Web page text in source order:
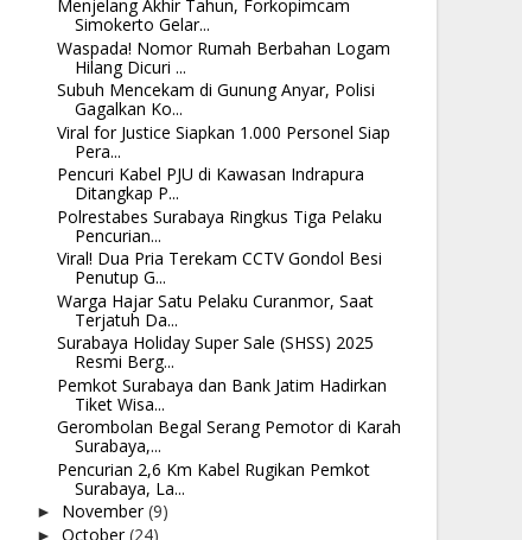
Menjelang Akhir Tahun, Forkopimcam
Simokerto Gelar...
Waspada! Nomor Rumah Berbahan Logam
Hilang Dicuri ...
Subuh Mencekam di Gunung Anyar, Polisi
Gagalkan Ko...
Viral for Justice Siapkan 1.000 Personel Siap
Pera...
Pencuri Kabel PJU di Kawasan Indrapura
Ditangkap P...
Polrestabes Surabaya Ringkus Tiga Pelaku
Pencurian...
Viral! Dua Pria Terekam CCTV Gondol Besi
Penutup G...
Warga Hajar Satu Pelaku Curanmor, Saat
Terjatuh Da...
Surabaya Holiday Super Sale (SHSS) 2025
Resmi Berg...
Pemkot Surabaya dan Bank Jatim Hadirkan
Tiket Wisa...
Gerombolan Begal Serang Pemotor di Karah
Surabaya,...
Pencurian 2,6 Km Kabel Rugikan Pemkot
Surabaya, La...
► November(9)
► October(24)